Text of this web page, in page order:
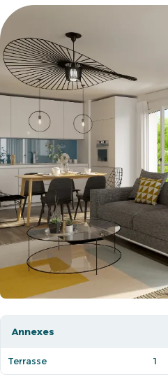
Annexes
Terrasse 1